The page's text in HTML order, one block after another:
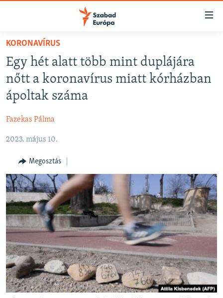
Akadálymentes
Ugrás
fő
oldalra
Ugrás
tartalomjegyzékre
NAPIRENDEN
AKTUÁLIS
PODCASTOK
ELEMZŐ
NER15
SZABADON
TÁRSADALOM
DEMOKRÁCIA
A PÉNZ NYOMÁBAN
EURÓPAI UNIÓ
VILÁG
KLÍMAVÁLTOZÁS
A MÚLT TANULSÁGAI
KORONAVÍRUS
Egy hét alatt több mint duplájára
nőtt a koronavírus miatt kórházban
ápoltak száma
Fazekas Pálma
2023. május 10.
Megosztás
FELIRATKOZÁS